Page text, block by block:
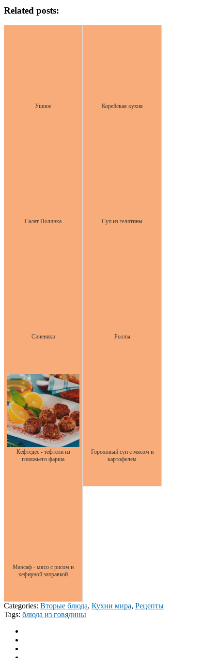
Related posts:
Ушное Корейская кухня
Салат Полянка Суп из телятины
Сиченики Роллы
Кефтедес - тефтели из
говяжьего фарша
Гороховый суп с мясом и
картофелем
Мансаф - мясо с рисом и
кефирной заправкой
Categories: Вторые блюда, Кухни мира, Рецепты
Tags: блюда из говядины